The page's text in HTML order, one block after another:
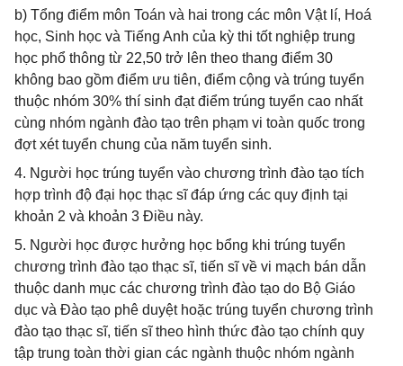
b) Tổng điểm môn Toán và hai trong các môn Vật lí, Hoá
học, Sinh học và Tiếng Anh của kỳ thi tốt nghiệp trung
học phổ thông từ 22,50 trở lên theo thang điểm 30
không bao gồm điểm ưu tiên, điểm cộng và trúng tuyển
thuộc nhóm 30% thí sinh đạt điểm trúng tuyển cao nhất
cùng nhóm ngành đào tạo trên phạm vi toàn quốc trong
đợt xét tuyển chung của năm tuyển sinh.
4. Người học trúng tuyển vào chương trình đào tạo tích
hợp trình độ đại học thạc sĩ đáp ứng các quy định tại
khoản 2 và khoản 3 Điều này.
5. Người học được hưởng học bổng khi trúng tuyển
chương trình đào tạo thạc sĩ, tiến sĩ về vi mạch bán dẫn
thuộc danh mục các chương trình đào tạo do Bộ Giáo
dục và Đào tạo phê duyệt hoặc trúng tuyển chương trình
đào tạo thạc sĩ, tiến sĩ theo hình thức đào tạo chính quy
tập trung toàn thời gian các ngành thuộc nhóm ngành